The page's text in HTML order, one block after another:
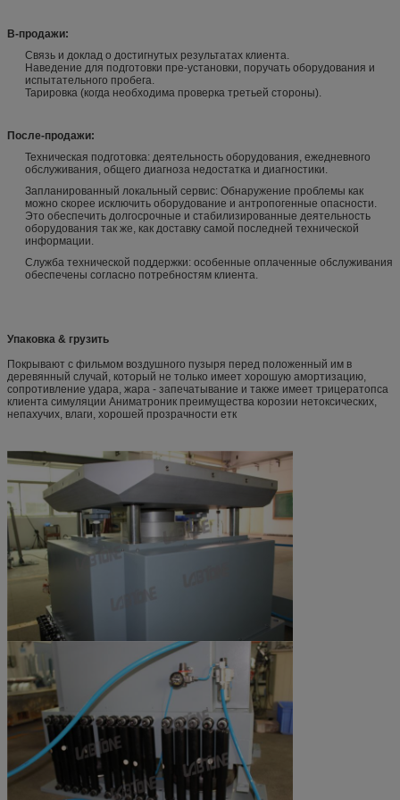
В-продажи:
Связь и доклад о достигнутых результатах клиента.
Наведение для подготовки пре-установки, поручать оборудования и
испытательного пробега.
Тарировка (когда необходима проверка третьей стороны).
После-продажи:
Техническая подготовка: деятельность оборудования, ежедневного
обслуживания, общего диагноза недостатка и диагностики.
Запланированный локальный сервис: Обнаружение проблемы как
можно скорее исключить оборудование и антропогенные опасности.
Это обеспечить долгосрочные и стабилизированные деятельность
оборудования так же, как доставку самой последней технической
информации.
Служба технической поддержки: особенные оплаченные обслуживания
обеспечены согласно потребностям клиента.
Упаковка & грузить
Покрывают с фильмом воздушного пузыря перед положенный им в
деревянный случай, который не только имеет хорошую амортизацию,
сопротивление удара, жара - запечатывание и также имеет трицератопса
клиента симуляции Аниматроник преимущества корозии нетоксических,
непахучих, влаги, хорошей прозрачности етк